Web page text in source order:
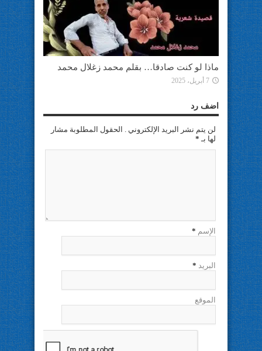
ماذا لو كنت صادقا… بقلم محمد زغلال محمد
7 أبريل، 2025
اضف رد
لن يتم نشر البريد الإلكتروني . الحقول المطلوبة مشار
لها بـ *
الإسم *
البريد *
الموقع